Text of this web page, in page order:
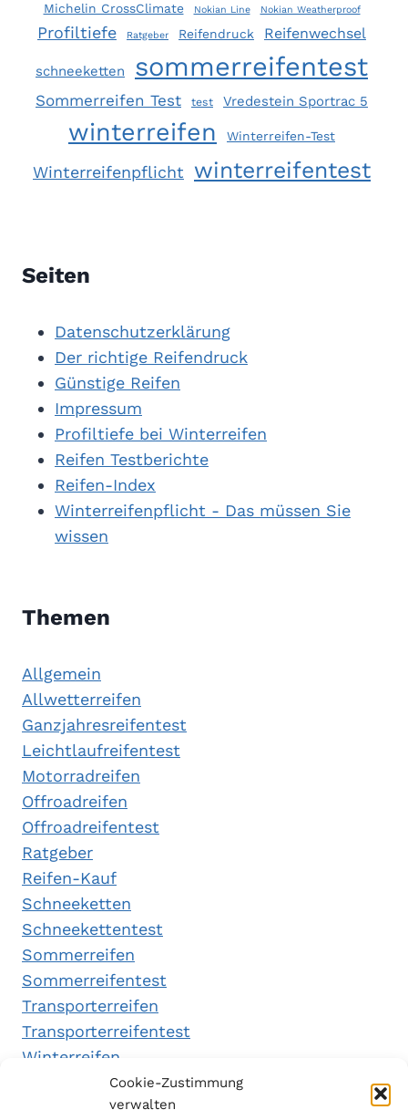
Cookie-Zustimmung
verwalten
I
F
N
2
1
:
Ö
N
E
R
Michelin CrossClimate Nokian Line Nokian Weatherproof
Profiltiefe Ratgeber Reifendruck Reifenwechsel
schneeketten sommerreifentest
Sommerreifen Test test Vredestein Sportrac 5
winterreifen Winterreifen-Test
Winterreifenpflicht winterreifentest
Seiten
Datenschutzerklärung
Der richtige Reifendruck
Günstige Reifen
Impressum
Profiltiefe bei Winterreifen
Reifen Testberichte
Reifen-Index
Winterreifenpflicht - Das müssen Sie
wissen
Themen
Allgemein
Allwetterreifen
Ganzjahresreifentest
Leichtlaufreifentest
Motorradreifen
Offroadreifen
Offroadreifentest
Ratgeber
Reifen-Kauf
Schneeketten
Schneekettentest
Sommerreifen
Sommerreifentest
Transporterreifen
Transporterreifentest
Winterreifen
Winterreifentest